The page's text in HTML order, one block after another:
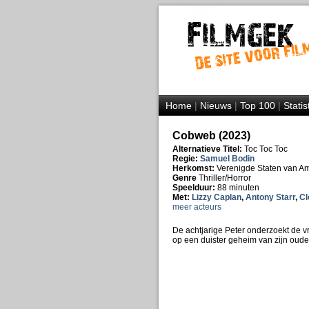
Home|Nieuws|Top 100|
Cobweb (2023)
Alternatieve Titel: Toc Toc Toc
Regie: Samuel Bodin
Herkomst: Verenigde Staten van
Genre Thriller/Horror
Speelduur: 88 minuten
Met: Lizzy Caplan, Antony Starr,
meer acteurs
De achtjarige Peter onderzoekt de
op een duister geheim van zijn